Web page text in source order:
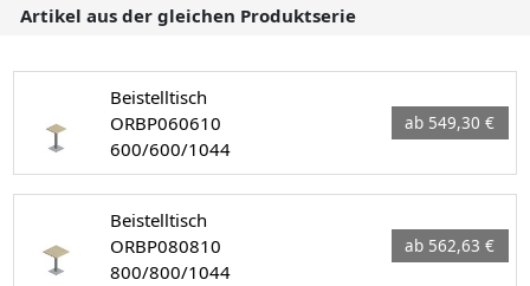
Artikel aus der gleichen Produktserie
Beistelltisch
ORBP060610
600/600/1044
ab 549,30 €
Beistelltisch
ORBP080810
800/800/1044
ab 562,63 €